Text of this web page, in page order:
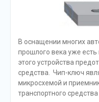
В оснащении многих
прошлого века уже
этого устройства
средства. Чип-ключ
микросхемой и
транспортного